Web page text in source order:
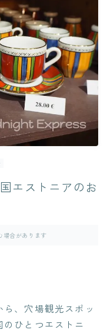
エストニアのお
場合があります
、穴場観光スポッ
ひとつエストニ